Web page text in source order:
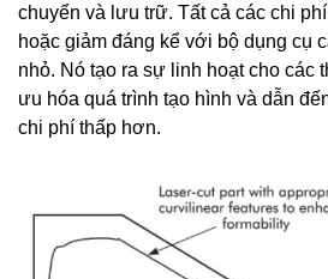
chuyển và lưu trữ. Tất cả các chi
hoặc giảm đáng kể với bộ dụng cụ
nhỏ. Nó tạo ra sự linh hoạt cho các
ưu hóa quá trình tạo hình và dẫn
chi phí thấp hơn.